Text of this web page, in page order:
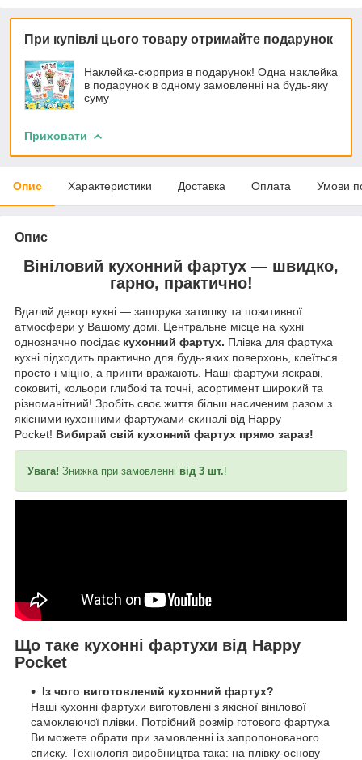
При купівлі цього товару отримайте подарунок
Наклейка-сюрприз в подарунок! Одна наклейка
в подарунок в одному замовленні на будь-яку
суму
Приховати
Опис Характеристики Доставка Оплата Умови
Опис
Вініловий кухонний фартух — швидко,
гарно, практично!
Вдалий декор кухні — запорука затишку та позитивної
атмосфери у Вашому домі. Центральне місце на кухні
однозначно посідає кухонний фартух. Плівка для фартуха
кухні підходить практично для будь-яких поверхонь, клеїться
просто і міцно, а принти вражають. Наші фартухи яскраві,
соковиті, кольори глибокі та точні, асортимент широкий та
різноманітний! Зробіть своє життя більш насиченим разом з
якісними кухонними фартухами-скиналі від Happy
Pocket! Вибирай свій кухонний фартух прямо зараз!
Увага! Знижка при замовленні від 3 шт.!
Що таке кухонні фартухи від Happy
Pocket
Із чого виготовлений кухонний фартух?
Наші кухонні фартухи виготовлені з якісної вінілової
самоклеючої плівки. Потрібний розмір готового фартуха
Ви можете обрати при замовленні із запропонованого
списку. Технологія виробництва така: на плівку-основу